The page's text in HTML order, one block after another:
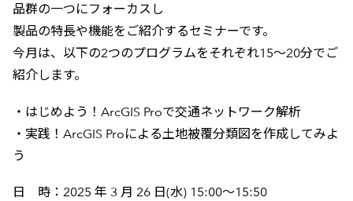
品群の一つにフォーカスし
製品の特長や機能をご紹介するセミナーです。
今月は、以下の2つのプログラムをそれぞれ15～20分でご
紹介します。
・はじめよう！ArcGIS Proで交通ネットワーク解析
・実践！ArcGIS Proによる土地被覆分類図を作成してみよ
う
日 時：2025 年 3 月 26 日(水) 15:00～15:50